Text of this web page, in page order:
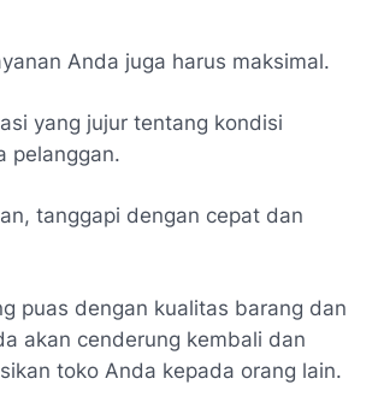
Anda juga harus maksimal.
yang jujur tentang kondisi
pelanggan.
tanggapi dengan cepat dan
puas dengan kualitas barang dan
akan cenderung kembali dan
toko Anda kepada orang lain.